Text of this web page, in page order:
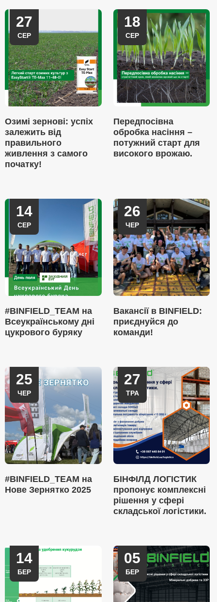
27
СЕР
Озимі зернові: успіх
залежить від
правильного
живлення з самого
початку!
18
СЕР
Передпосівна
обробка насіння –
потужний старт для
високого врожаю.
14
СЕР
#BINFIELD_TEAM на
Всеукраїнському дні
цукрового буряку
26
ЧЕР
Вакансії в BINFIELD:
приєднуйся до
команди!
25
ЧЕР
#BINFIELD_TEAM на
Нове Зернятко 2025
27
ТРА
БІНФІЛД ЛОГІСТИК
пропонує комплексні
рішення у сфері
складської логістики.
14
БЕР
05
БЕР